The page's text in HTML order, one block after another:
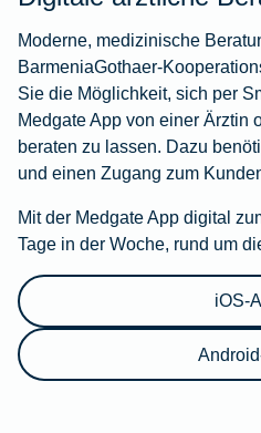
Moderne, medizinische
BarmeniaGothaer-
Sie die Möglichkeit, sich per
Medgate App von einer Ärztin
beraten zu lassen. Dazu
und einen Zugang zum
Mit der Medgate App digital
Tage in der Woche, rund um
iOS-